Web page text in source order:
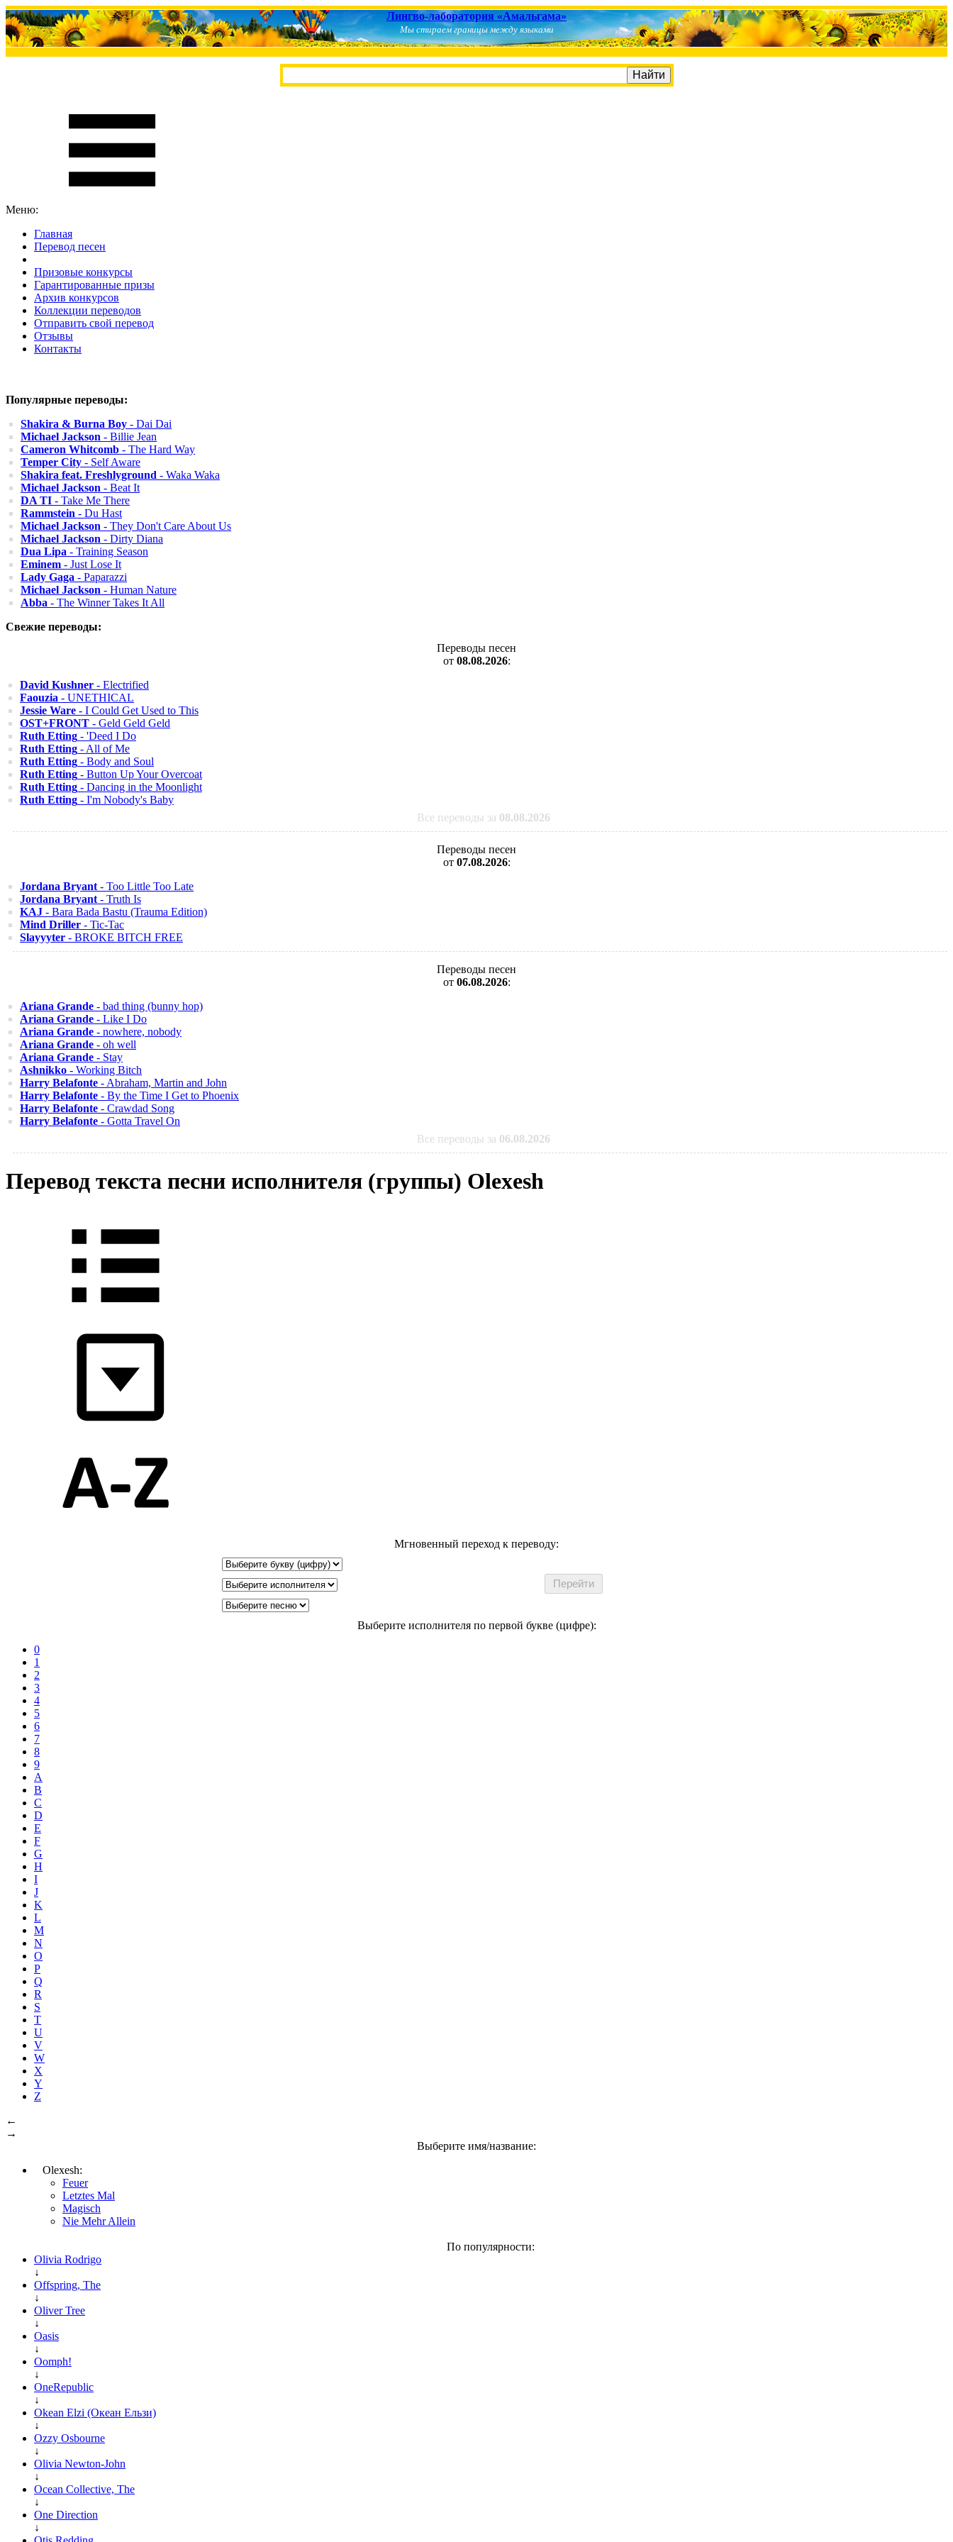
Лингво-лаборатория «Амальгама»
Мы стираем границы между языками
Меню:
Главная
Перевод песен
Призовые конкурсы
Гарантированные призы
Архив конкурсов
Коллекции переводов
Отправить свой перевод
Отзывы
Контакты
Популярные переводы:
Shakira & Burna Boy - Dai Dai
Michael Jackson - Billie Jean
Cameron Whitcomb - The Hard Way
Temper City - Self Aware
Shakira feat. Freshlyground - Waka Waka
Michael Jackson - Beat It
DA TI - Take Me There
Rammstein - Du Hast
Michael Jackson - They Don't Care About Us
Michael Jackson - Dirty Diana
Dua Lipa - Training Season
Eminem - Just Lose It
Lady Gaga - Paparazzi
Michael Jackson - Human Nature
Abba - The Winner Takes It All
Свежие переводы:
Переводы песен
от 08.08.2026:
David Kushner - Electrified
Faouzia - UNETHICAL
Jessie Ware - I Could Get Used to This
OST+FRONT - Geld Geld Geld
Ruth Etting - 'Deed I Do
Ruth Etting - All of Me
Ruth Etting - Body and Soul
Ruth Etting - Button Up Your Overcoat
Ruth Etting - Dancing in the Moonlight
Ruth Etting - I'm Nobody's Baby
Все переводы за 08.08.2026
Переводы песен
от 07.08.2026:
Jordana Bryant - Too Little Too Late
Jordana Bryant - Truth Is
KAJ - Bara Bada Bastu (Trauma Edition)
Mind Driller - Tic-Tac
Slayyyter - BROKE BITCH FREE
Переводы песен
от 06.08.2026:
Ariana Grande - bad thing (bunny hop)
Ariana Grande - Like I Do
Ariana Grande - nowhere, nobody
Ariana Grande - oh well
Ariana Grande - Stay
Ashnikko - Working Bitch
Harry Belafonte - Abraham, Martin and John
Harry Belafonte - By the Time I Get to Phoenix
Harry Belafonte - Crawdad Song
Harry Belafonte - Gotta Travel On
Все переводы за 06.08.2026
Перевод текста песни исполнителя (группы) Olexesh
Мгновенный переход к переводу:
Выберите исполнителя по первой букве (цифре):
0
1
2
3
4
5
6
7
8
9
A
B
C
D
E
F
G
H
I
J
K
L
M
N
O
P
Q
R
S
T
U
V
W
X
Y
Z
←
→
Выберите имя/название:
Olexesh:
Feuer
Letztes Mal
Magisch
Nie Mehr Allein
По популярности:
Olivia Rodrigo
↓
Offspring, The
↓
Oliver Tree
↓
Oasis
↓
Oomph!
↓
OneRepublic
↓
Okean Elzi (Океан Ельзи)
↓
Ozzy Osbourne
↓
Olivia Newton-John
↓
Ocean Collective, The
↓
One Direction
↓